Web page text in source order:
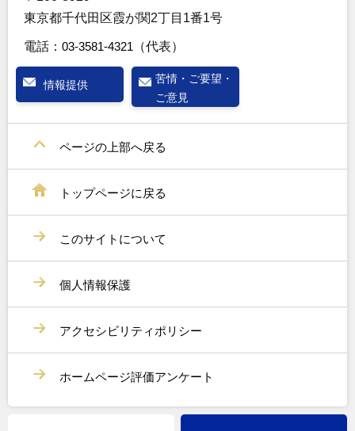
東京都千代田区霞が関2丁目1番1号
電話： 03-3581-4321 （代表）
情報提供
苦情・ご要望・
ご意見
ページの上部へ戻る
トップページに戻る
このサイトについて
個人情報保護
アクセシビリティポリシー
ホームページ評価アンケート